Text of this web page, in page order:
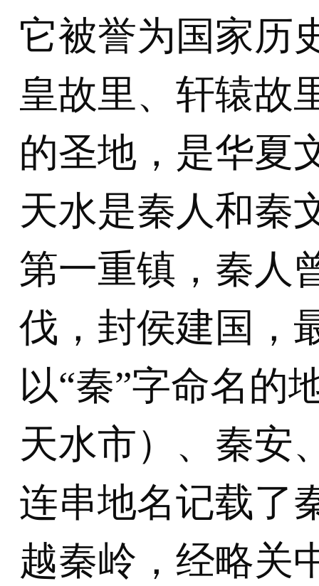
它被誉为国家历
皇故里、轩辕故
的圣地，是华夏
天水是秦人和秦
第一重镇，秦人
伐，封侯建国，
以“秦”字命名的
天水市）、秦安
连串地名记载了
越秦岭，经略关